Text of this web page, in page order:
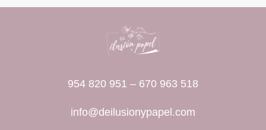
954 820 951 – 670 963 518
info@deilusionypapel.com